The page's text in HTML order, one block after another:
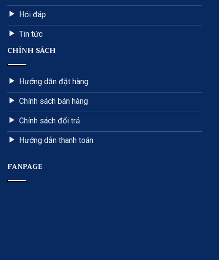
Hỏi đáp
Tin tức
CHÍNH SÁCH
Hướng dẫn đặt hàng
Chính sách bán hàng
Chính sách đổi trả
Hướng dẫn thanh toán
FANPAGE